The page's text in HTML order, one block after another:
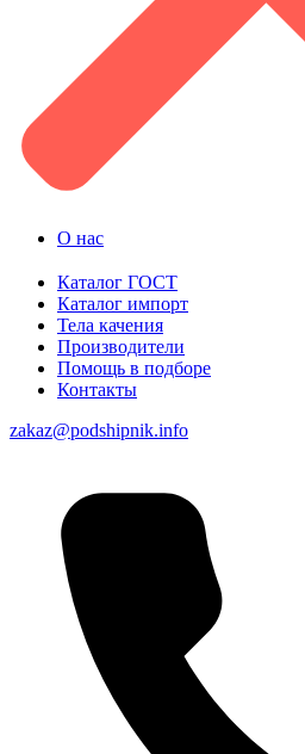
О нас
Каталог ГОСТ
Каталог импорт
Тела качения
Производители
Помощь в подборе
Контакты
zakaz@podshipnik.info